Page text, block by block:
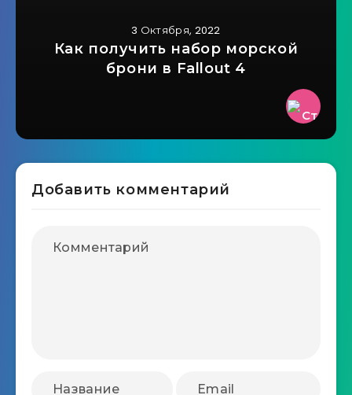
3 Октября, 2022
Как получить набор морской
брони в Fallout 4
Добавить комментарий